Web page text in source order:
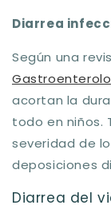
Diarrea
Según una
acortan la
todo en niños.
severidad de
deposiciones
Diarrea del